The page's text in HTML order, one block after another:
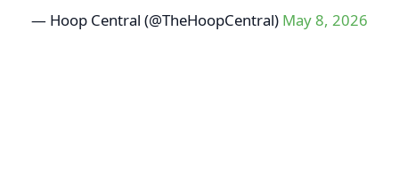
— Hoop Central (@TheHoopCentral) May 8, 2026